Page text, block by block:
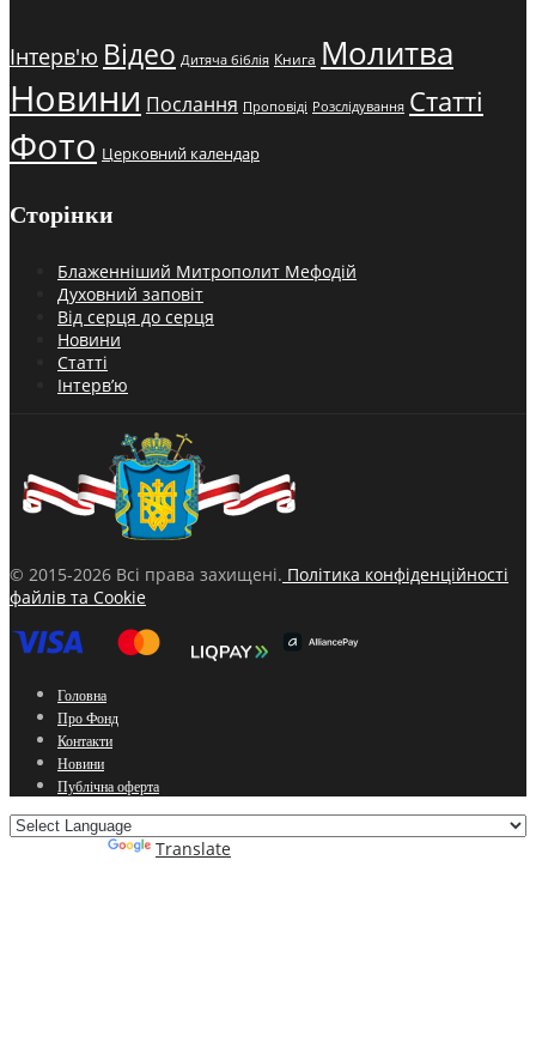
Інтерв'ю Відео Дитяча біблія Книга Молитва
Новини Послання Проповіді Розслідування Статті
Фото Церковний календар
Сторінки
Блаженніший Митрополит Мефодій
Духовний заповіт
Від серця до серця
Новини
Статті
Інтерв’ю
© 2015-2026 Всі права захищені. Політика конфіденційності
файлів та Cookie
Головна
Про Фонд
Контакти
Новини
Публічна оферта
Translate